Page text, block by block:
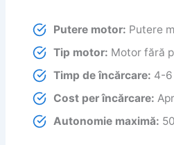
Putere motor: Putere
Tip motor: Motor fără
Timp de încărcare: 4-
Cost per încărcare:
Autonomie maximă: